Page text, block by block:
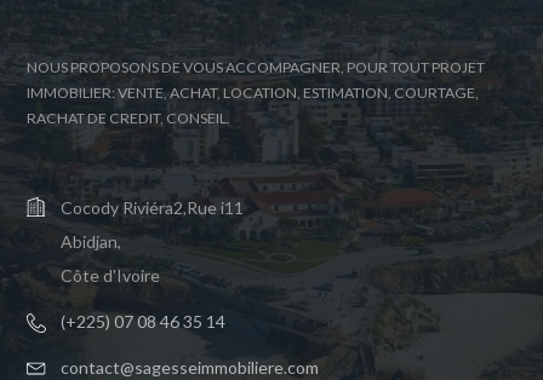
NOUS PROPOSONS DE VOUS ACCOMPAGNER, POUR TOUT PROJET
IMMOBILIER: VENTE, ACHAT, LOCATION, ESTIMATION, COURTAGE,
RACHAT DE CREDIT, CONSEIL.
Cocody Riviéra2,Rue i11
Abidjan,
Côte d'Ivoire
(+225) 07 08 46 35 14
contact@sagesseimmobiliere.com